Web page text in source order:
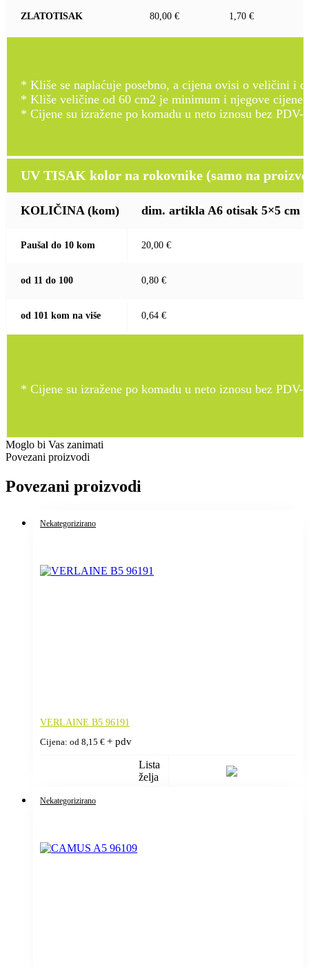
ZLATOTISAK 80,00 € 1,70 €
* Kliše se naplaćuje posebno, a cijena ovisi o veličini i
* Kliše veličine od 60 cm2 je minimum i njegove cijene
* Cijene su izražene po komadu u neto iznosu bez PDV-
UV TISAK kolor na rokovnike (samo na
KOLIČINA (kom) dim. artikla A6 otisak 5×5 cm
Paušal do 10 kom 20,00 €
od 11 do 100 0,80 €
od 101 kom na više 0,64 €
* Cijene su izražene po komadu u neto iznosu bez PDV-
Moglo bi Vas zanimati
Povezani proizvodi
Povezani proizvodi
Nekategorizirano
VERLAINE B5 96191
Cijena: od 8,15 € + pdv
Lista
želja
Nekategorizirano